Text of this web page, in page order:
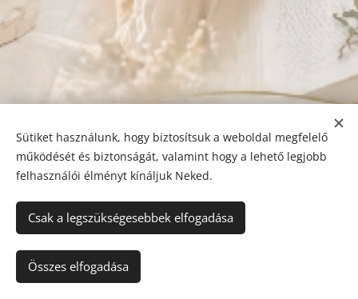
© 2024-2025 Happy Natural Life
Adatvédelmi tájékoztató
Sütiket használunk, hogy biztosítsuk a weboldal megfelelő
működését és biztonságát, valamint hogy a lehető legjobb
felhasználói élményt kínáljuk Neked.
Csak a legszükségesebbek elfogadása
Összes elfogadása